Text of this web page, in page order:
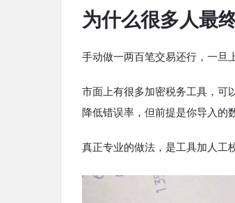
为什么很多人最
手动做一两百笔交易还行，一旦
市面上有很多加密税务工具，可
降低错误率，但前提是你导入的
真正专业的做法，是工具加人工